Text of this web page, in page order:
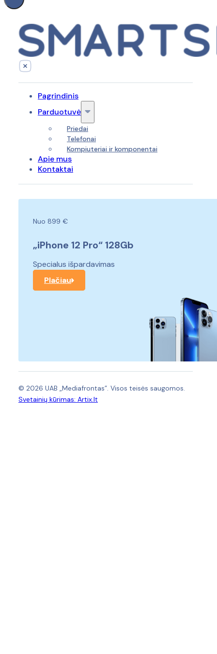
Pagrindinis
Parduotuvė
Priedai
Telefonai
Kompiuteriai ir komponentai
Apie mus
Kontaktai
Nuo 899 €
„iPhone 12 Pro“ 128Gb
Specialus išpardavimas
Plačiau
© 2026 UAB „Mediafrontas”. Visos teisės saugomos.
Svetainių kūrimas: Artix.lt